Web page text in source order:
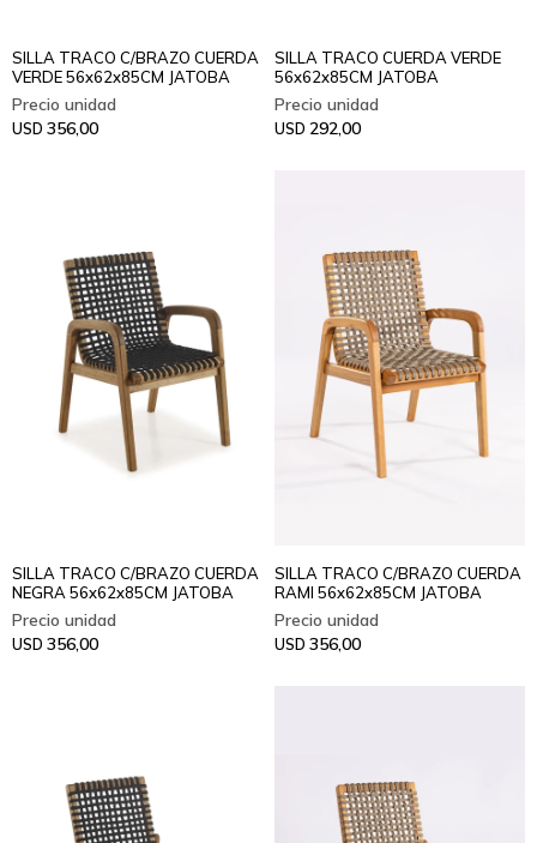
SILLA TRACO C/BRAZO CUERDA
VERDE 56x62x85CM JATOBA
USD 356,00
SILLA TRACO CUERDA VERDE
56x62x85CM JATOBA
USD 292,00
SILLA TRACO C/BRAZO CUERDA
NEGRA 56x62x85CM JATOBA
USD 356,00
SILLA TRACO C/BRAZO CUERDA
RAMI 56x62x85CM JATOBA
USD 356,00